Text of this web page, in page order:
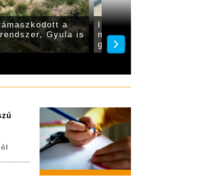
a
Gyula is
Ingyenes hűsöléssel és
moziklasszikusokkal
gyulai Almásy-kastély